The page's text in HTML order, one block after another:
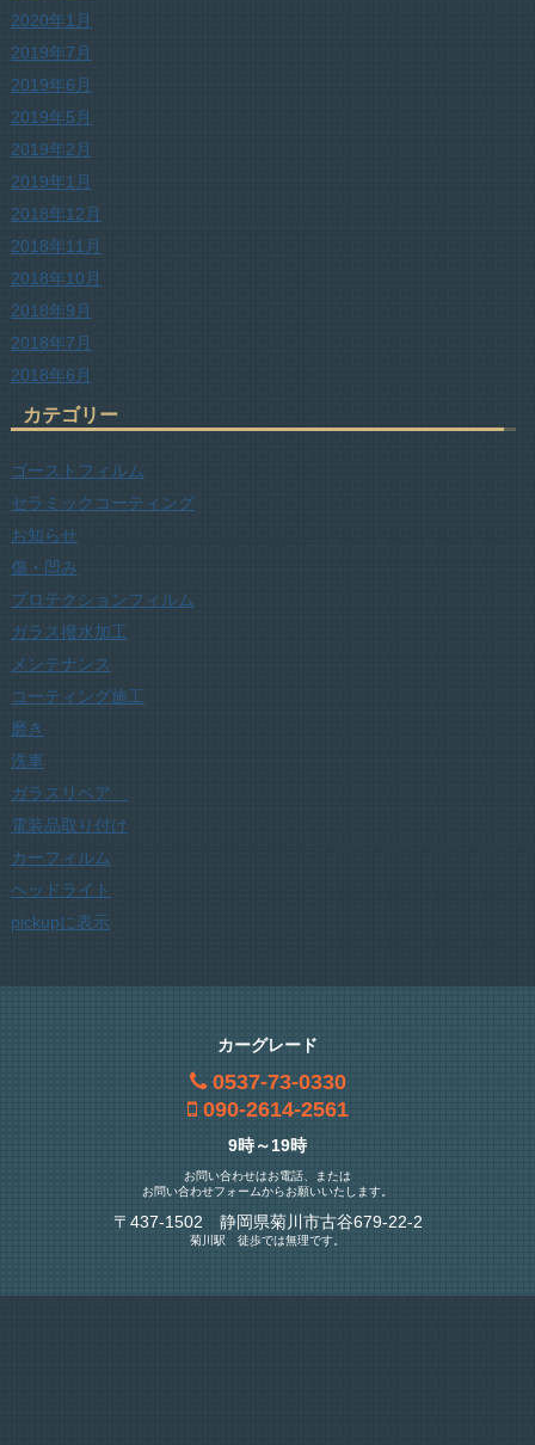
2020年1月
2019年7月
2019年6月
2019年5月
2019年2月
2019年1月
2018年12月
2018年11月
2018年10月
2018年9月
2018年7月
2018年6月
カテゴリー
ゴーストフィルム
セラミックコーティング
お知らせ
傷・凹み
プロテクションフィルム
ガラス撥水加工
メンテナンス
コーティング施工
磨き
洗車
ガラスリペア
電装品取り付け
カーフィルム
ヘッドライト
pickupに表示
カーグレード
0537-73-0330
090-2614-2561
9時～19時
お問い合わせはお電話、または
お問い合わせフォームからお願いいたします。
〒437-1502 静岡県菊川市古谷679-22-2
菊川駅 徒歩では無理です。